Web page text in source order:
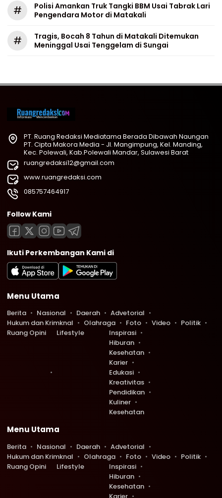
#
Polisi Amankan Truk Tangki BBM Usai Tabrak Lari
Pengendara Motor di Matakali
#
Tragis, Bocah 8 Tahun di Matakali Ditemukan
Meninggal Usai Tenggelam di Sungai
PT. Ruang Redaksi Mediatama Berada Dibawah Naungan
PT. Cipta Makora Media - Jl. Mangimpung, Kel. Manding,
Kec. Polewali, Kab.Polewali Mandar, Sulawesi Barat
ruangredaksi12@gmail.com
www.ruangredaksi.com
085757464917
Follow Kami
Ikuti Perkembangan Kami di
Menu Utama
Berita Nasional Daerah
Advetorial
Hukum dan Krimknal
Olahraga Foto Video
Politik
Ruang Opini
Lifestyle
Inspirasi
Hiburan
Kesehatan
Karier
Edukasi
Kreativitas
Pendidikan
Kuliner
Kesehatan
Menu Utama
Berita Nasional Daerah
Advetorial
Hukum dan Krimknal
Olahraga Foto Video
Politik
Ruang Opini
Lifestyle
Inspirasi
Hiburan
Kesehatan
Karier